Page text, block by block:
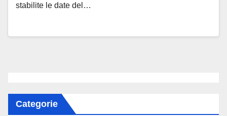
stabilite le date del…
Categorie